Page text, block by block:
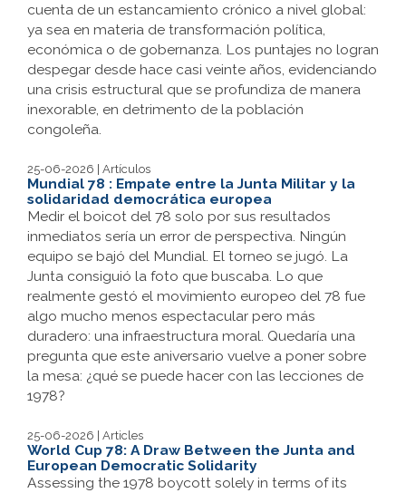
cuenta de un estancamiento crónico a nivel global:
ya sea en materia de transformación política,
económica o de gobernanza. Los puntajes no logran
despegar desde hace casi veinte años, evidenciando
una crisis estructural que se profundiza de manera
inexorable, en detrimento de la población
congoleña.
25-06-2026 | Artículos
Mundial 78 : Empate entre la Junta Militar y la
solidaridad democrática europea
Medir el boicot del 78 solo por sus resultados
inmediatos sería un error de perspectiva. Ningún
equipo se bajó del Mundial. El torneo se jugó. La
Junta consiguió la foto que buscaba. Lo que
realmente gestó el movimiento europeo del 78 fue
algo mucho menos espectacular pero más
duradero: una infraestructura moral. Quedaría una
pregunta que este aniversario vuelve a poner sobre
la mesa: ¿qué se puede hacer con las lecciones de
1978?
25-06-2026 | Articles
World Cup 78: A Draw Between the Junta and
European Democratic Solidarity
Assessing the 1978 boycott solely in terms of its